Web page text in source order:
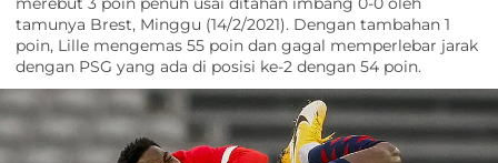
tamunya Brest, Minggu (14/2/2021). Dengan tambahan 1
poin, Lille mengemas 55 poin dan gagal memperlebar jarak
dengan PSG yang ada di posisi ke-2 dengan 54 poin.